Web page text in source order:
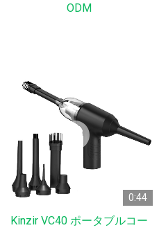
ODM
0:44
Kinzir VC40 ポータブルコー